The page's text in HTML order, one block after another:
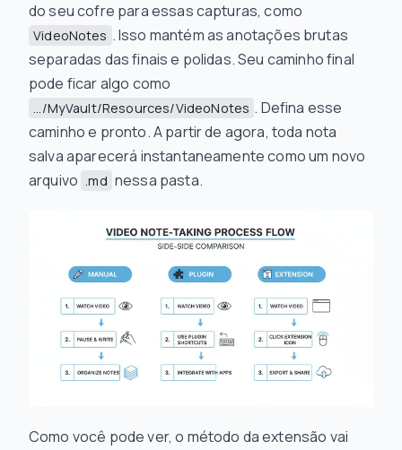
do seu cofre para essas capturas, como
VideoNotes . Isso mantém as anotações brutas
separadas das finais e polidas. Seu caminho final
pode ficar algo como
.../MyVault/Resources/VideoNotes . Defina esse
caminho e pronto. A partir de agora, toda nota
salva aparecerá instantaneamente como um novo
arquivo .md nessa pasta.
Como você pode ver, o método da extensão vai